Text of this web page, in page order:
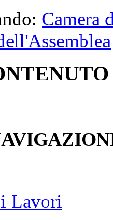
Camera
Lavori